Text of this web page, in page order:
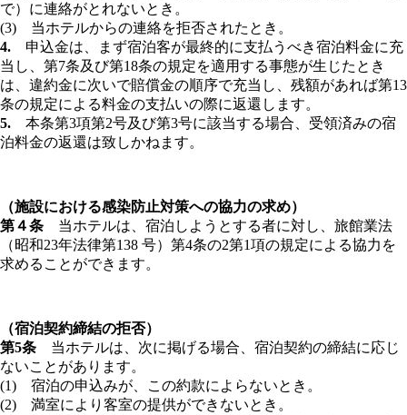
で）に連絡がとれないとき。
(3) 当ホテルからの連絡を拒否されたとき。
4. 申込金は、まず宿泊客が最終的に支払うべき宿泊料金に充
当し、第7条及び第18条の規定を適用する事態が生じたとき
は、違約金に次いで賠償金の順序で充当し、残額があれば第13
条の規定による料金の支払いの際に返還します。
5. 本条第3項第2号及び第3号に該当する場合、受領済みの宿
泊料金の返還は致しかねます。
（施設における感染防止対策への協力の求め）
第４条 当ホテルは、宿泊しようとする者に対し、旅館業法
（昭和23年法律第138 号）第4条の2第1項の規定による協力を
求めることができます。
（宿泊契約締結の拒否）
第5条 当ホテルは、次に掲げる場合、宿泊契約の締結に応じ
ないことがあります。
(1) 宿泊の申込みが、この約款によらないとき。
(2) 満室により客室の提供ができないとき。